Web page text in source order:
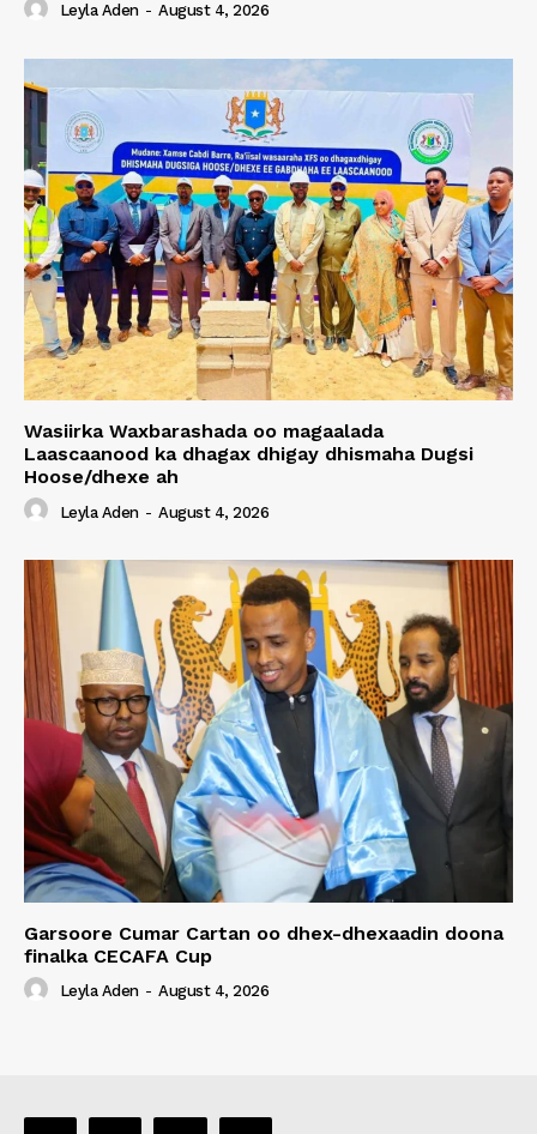
Leyla Aden - August 4, 2026
Wasiirka Waxbarashada oo magaalada
Laascaanood ka dhagax dhigay dhismaha Dugsi
Hoose/dhexe ah
Leyla Aden - August 4, 2026
Garsoore Cumar Cartan oo dhex-dhexaadin doona
finalka CECAFA Cup
Leyla Aden - August 4, 2026